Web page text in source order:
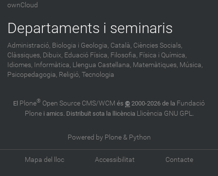
ownCloud
Departaments i seminaris
Administració, Biologia i Geologia, Català, Ciències Socials,
Clàssiques, Dibuix, Eduació Física, Filosofia, Física i Química,
Idiomes, Informàtica, Llengua Castellana, Matemàtiques, Música,
Psicopedagogia, Religió, Tecnologia
El Plone® Open Source CMS/WCM és © 2000-2026 de la Fundació
Plonei amics. Distribuït sota la llicència Llicència GNU GPL.
Powered by Plone & Python
Mapa del lloc Accessibilitat Contacte